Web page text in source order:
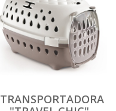
TRANSPORTADORA